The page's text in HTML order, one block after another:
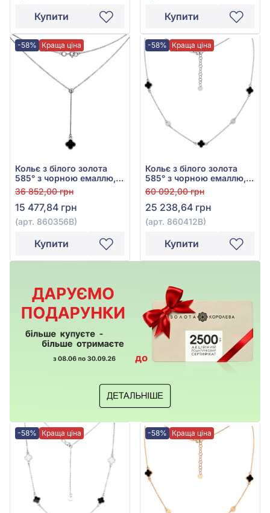
Купити Купити
-58% Краща ціна
Кольє з білого золота
585° з чорною емаллю,
арт. 860356В
36 852,00 грн
15 477,84 грн
(арт. 860356В)
Купити
-58% Краща ціна
Кольє з білого золота
585° з чорною емаллю,
арт. 860412В
60 092,00 грн
25 238,64 грн
(арт. 860412В)
Купити
-58% Краща ціна -58% Краща ціна